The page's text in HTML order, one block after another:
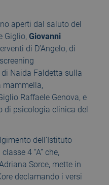
aperti dal saluto del
Giglio, Giovanni
di D’Angelo, di
Naida Faldetta sulla
mammella,
Raffaele Genova, e
di psicologia clinica del
dell’Istituto
4 “A” che,
Sorce, mette in
declamando i versi